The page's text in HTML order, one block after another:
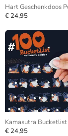
Hart Geschenkdoos
€ 24,95
Kamasutra
€ 24,95